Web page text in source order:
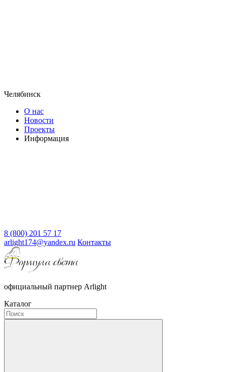
Челябинск
О нас
Новости
Проекты
Информация
8 (800) 201 57 17
arlight174@yandex.ru Контакты
официальный партнер Arlight
Каталог